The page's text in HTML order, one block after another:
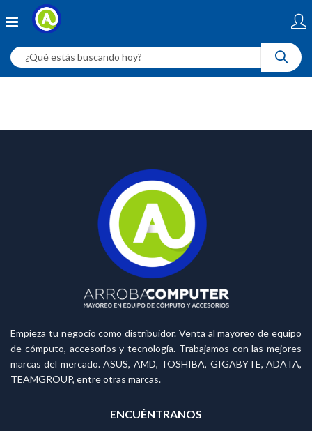
Empieza tu negocio como distribuidor. Venta al mayoreo de equipo
de cómputo, accesorios y tecnología. Trabajamos con las mejores
marcas del mercado. ASUS, AMD, TOSHIBA, GIGABYTE, ADATA,
TEAMGROUP, entre otras marcas.
ENCUÉNTRANOS